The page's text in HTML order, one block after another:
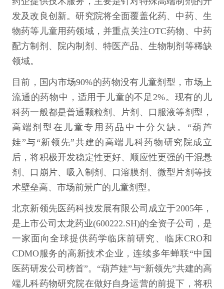
发及改良创新。研究院将全面覆盖化药、中药、生
物药等儿童用药领域，并重点关注OTC药物、中药
配方制剂、院内制剂、特医产品、生物制剂等稀缺
领域。
目前，国内市场90%的药物没有儿童剂型，市场上
流通的药物中，适用于儿童的不足2%。现有的儿
科药一般都是普通颗粒剂、片剂、口服液等剂型，
高端剂型在儿童专用药品中十分欠缺。“葫芦
娃”与“新领先”共建的高端儿科药物研究院成立
后，将积极开发稳定性更好、顺应性更强的干混悬
剂、口崩片、吸入制剂、口溶膜剂、微型片剂等技
术壁垒高、市场前景广的儿童剂型。
北京新领先医药科技发展有限公司成立于2005年，
是上市公司太龙药业(600222.SH)的全资子公司，是
一家面向全球提供药学临床前研究、临床CRO和
CDMO服务的高新技术企业，连续多年蝉联“中国
医药研发公司榜首”。“葫芦娃”与“新领先”共建的高
端儿科药物研究院在做好自身运营的前提下，将积